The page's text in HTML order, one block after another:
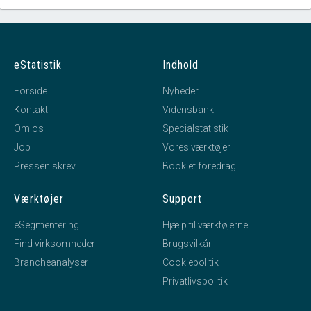
eStatistik
Forside
Kontakt
Om os
Job
Pressen skrev
Indhold
Nyheder
Vidensbank
Specialstatistik
Vores værktøjer
Book et foredrag
Værktøjer
eSegmentering
Find virksomheder
Brancheanalyser
Support
Hjælp til værktøjerne
Brugsvilkår
Cookiepolitik
Privatlivspolitik